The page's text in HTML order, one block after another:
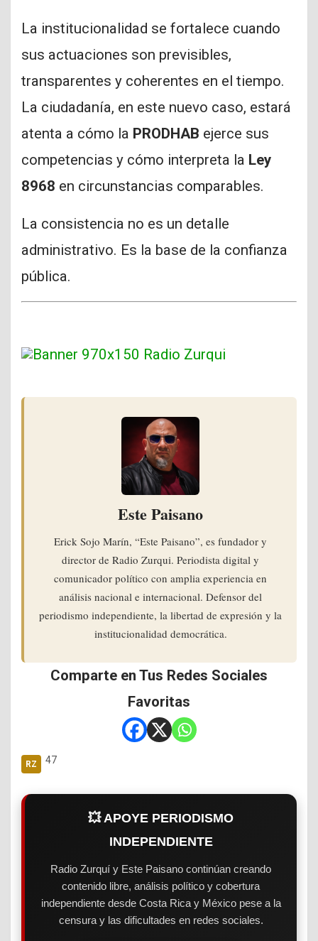
La institucionalidad se fortalece cuando
sus actuaciones son previsibles,
transparentes y coherentes en el tiempo.
La ciudadanía, en este nuevo caso, estará
atenta a cómo la PRODHAB ejerce sus
competencias y cómo interpreta la Ley
8968 en circunstancias comparables.
La consistencia no es un detalle
administrativo. Es la base de la confianza
pública.
Este Paisano
Erick Sojo Marín, “Este Paisano”, es fundador y
director de Radio Zurqui. Periodista digital y
comunicador político con amplia experiencia en
análisis nacional e internacional. Defensor del
periodismo independiente, la libertad de expresión y la
institucionalidad democrática.
Comparte en Tus Redes Sociales
Favoritas
47
💥 APOYE PERIODISMO
INDEPENDIENTE
Radio Zurquí y Este Paisano continúan creando
contenido libre, análisis político y cobertura
independiente desde Costa Rica y México pese a la
censura y las dificultades en redes sociales.